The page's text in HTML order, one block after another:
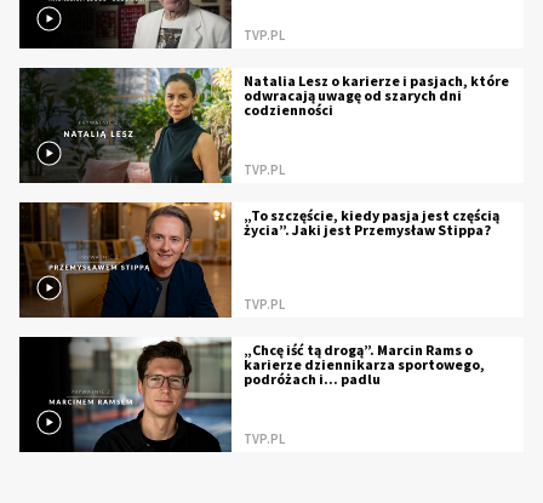
TVP.PL
Natalia Lesz o karierze i pasjach, które
odwracają uwagę od szarych dni
codzienności
TVP.PL
„To szczęście, kiedy pasja jest częścią
życia”. Jaki jest Przemysław Stippa?
TVP.PL
„Chcę iść tą drogą”. Marcin Rams o
karierze dziennikarza sportowego,
podróżach i... padlu
TVP.PL